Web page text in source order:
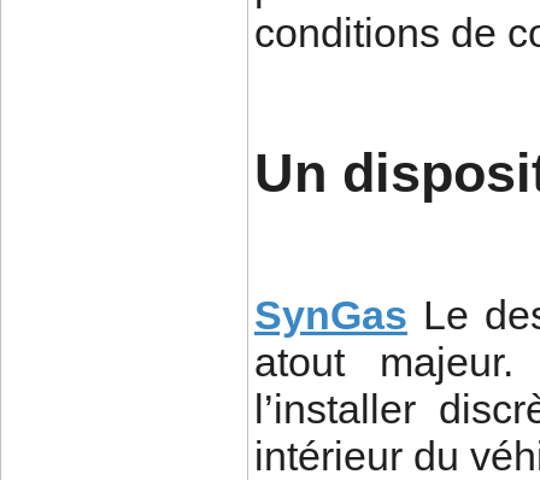
conditions de
Un
SynGas Le
atout
l’installer
intérieur du